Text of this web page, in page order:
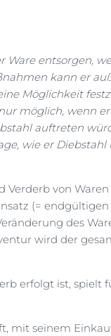
entsorgen,
kann er
Möglichkeit
möglich, wenn
auftreten
wie er Diebstahl
von
(=
des
wird der
erfolgt ist, spielt
mit seinem